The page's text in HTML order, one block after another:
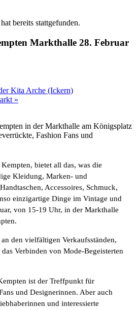
bereits stattgefunden.
Markthalle 28. Februar
Kita Arche (Ickern)
»
in der Markthalle am Königsplatz
Fashion Fans und
bietet all das, was die
Kleidung, Marken- und
Accessoires, Schmuck,
einzigartige Dinge im Vintage und
von 15-19 Uhr, in der Markthalle
den vielfältigen Verkaufsständen,
Verbinden von Mode-Begeisterten
ist der Treffpunkt für
und Designerinnen. Aber auch
und interessierte